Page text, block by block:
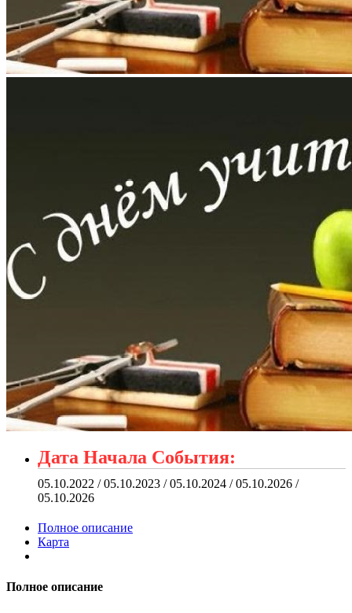
Дата Начала События:
05.10.2022 / 05.10.2023 / 05.10.2024 / 05.10.2026 /
05.10.2026
Полное описание
Карта
Полное описание